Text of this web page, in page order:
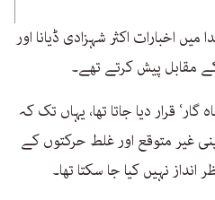
اور 1990 کے ابتدا میں اخبارات اکثر شہزادی ڈیانا اور
مقابل پیش کرتے تھے۔
گار‘ قرار دیا جاتا تھا، یہاں تک کہ
غیر متوقع اور غلط حرکتوں کے
نہیں کیا جا سکتا تھا۔